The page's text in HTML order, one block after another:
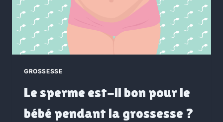
GROSSESSE
Le sperme est-il bon pour le
bébé pendant la grossesse ?